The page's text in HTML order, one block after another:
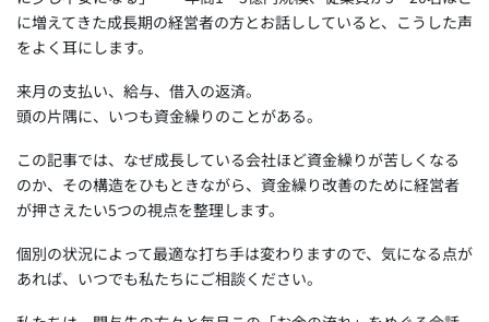
e
b
o
o
k
e
n
s
p
p
に増えてきた成長期の経営者の方とお話ししていると、こうした声
をよく耳にします。
来月の支払い、給与、借入の返済。
頭の片隅に、いつも資金繰りのことがある。
この記事では、なぜ成長している会社ほど資金繰りが苦しくなる
のか、その構造をひもときながら、資金繰り改善のために経営者
が押さえたい5つの視点を整理します。
個別の状況によって最適な打ち手は変わりますので、気になる点が
あれば、いつでも私たちにご相談ください。